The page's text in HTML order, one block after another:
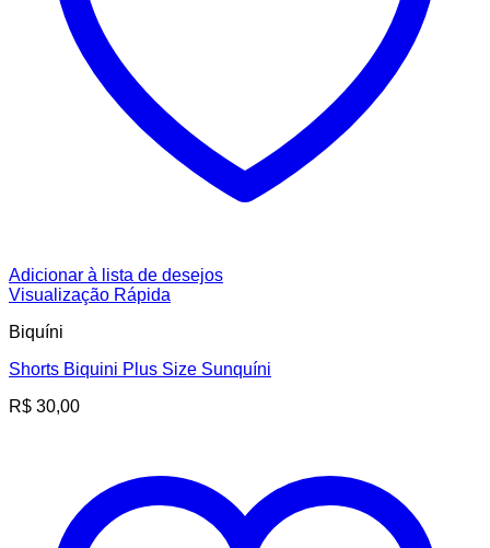
Adicionar à lista de desejos
Visualização Rápida
Biquíni
Shorts Biquini Plus Size Sunquíni
R$ 30,00